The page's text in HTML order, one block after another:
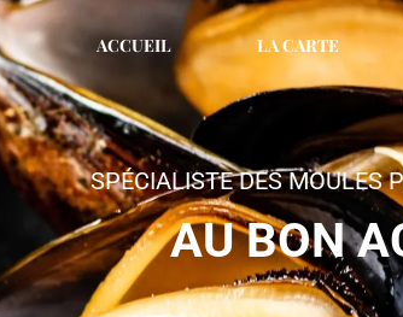
ACCUEIL LA CARTE
SPÉCIALISTE DES MOULES
AU BON